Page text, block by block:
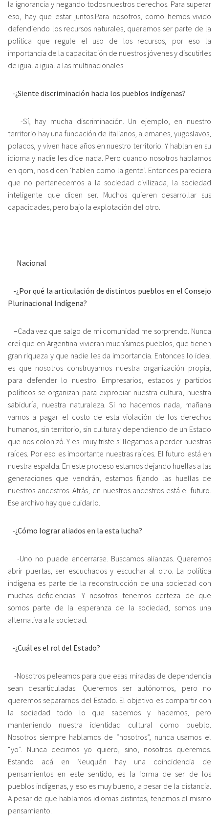
la ignorancia y negando todos nuestros derechos. Para superar
eso, hay que estar juntos.Para nosotros, como hemos vivido
defendiendo los recursos naturales, queremos ser parte de la
política que regule el uso de los recursos, por eso la
importancia de la capacitación de nuestros jóvenes y discutirles
de igual a igual a las multinacionales.
-¿Siente discriminación hacia los pueblos indígenas?
-Sí, hay mucha discriminación. Un ejemplo, en nuestro
territorio hay una fundación de italianos, alemanes, yugoslavos,
polacos, y viven hace años en nuestro territorio. Y hablan en su
idioma y nadie les dice nada. Pero cuando nosotros hablamos
en qom, nos dicen ‘hablen como la gente’. Entonces pareciera
que no pertenecemos a la sociedad civilizada, la sociedad
inteligente que dicen ser. Muchos quieren desarrollar sus
capacidades, pero bajo la explotación del otro.
Nacional
-¿Por qué la articulación de distintos pueblos en el Consejo
Plurinacional Indígena?
–Cada vez que salgo de mi comunidad me sorprendo. Nunca
creí que en Argentina vivieran muchísimos pueblos, que tienen
gran riqueza y que nadie les da importancia. Entonces lo ideal
es que nosotros construyamos nuestra organización propia,
para defender lo nuestro. Empresarios, estados y partidos
políticos se organizan para expropiar nuestra cultura, nuestra
sabiduría, nuestra naturaleza. Si no hacemos nada, mañana
vamos a pagar el costo de esta violación de los derechos
humanos, sin territorio, sin cultura y dependiendo de un Estado
que nos colonizó. Y es muy triste si llegamos a perder nuestras
raíces. Por eso es importante nuestras raíces. El futuro está en
nuestra espalda. En este proceso estamos dejando huellas a las
generaciones que vendrán, estamos fijando las huellas de
nuestros ancestros. Atrás, en nuestros ancestros está el futuro.
Ese archivo hay que cuidarlo.
-¿Cómo lograr aliados en la esta lucha?
-Uno no puede encerrarse. Buscamos alianzas. Queremos
abrir puertas, ser escuchados y escuchar al otro. La política
indígena es parte de la reconstrucción de una sociedad con
muchas deficiencias. Y nosotros tenemos certeza de que
somos parte de la esperanza de la sociedad, somos una
alternativa a la sociedad.
-¿Cuál es el rol del Estado?
-Nosotros peleamos para que esas miradas de dependencia
sean desarticuladas. Queremos ser autónomos, pero no
queremos separarnos del Estado. El objetivo es compartir con
la sociedad todo lo que sabemos y hacemos, pero
manteniendo nuestra identidad cultural como pueblo.
Nosotros siempre hablamos de “nosotros”, nunca usamos el
“yo”. Nunca decimos yo quiero, sino, nosotros queremos.
Estando acá en Neuquén hay una coincidencia de
pensamientos en este sentido, es la forma de ser de los
pueblos indígenas, y eso es muy bueno, a pesar de la distancia.
A pesar de que hablamos idiomas distintos, tenemos el mismo
pensamiento.